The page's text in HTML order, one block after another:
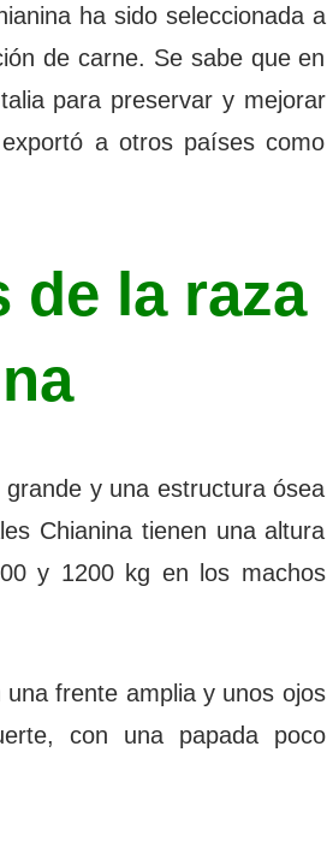
ha sido seleccionada a
de carne. Se sabe que en
para preservar y mejorar
a otros países como
de la raza
y una estructura ósea
Chianina tienen una altura
y 1200 kg en los machos
frente amplia y unos ojos
con una papada poco